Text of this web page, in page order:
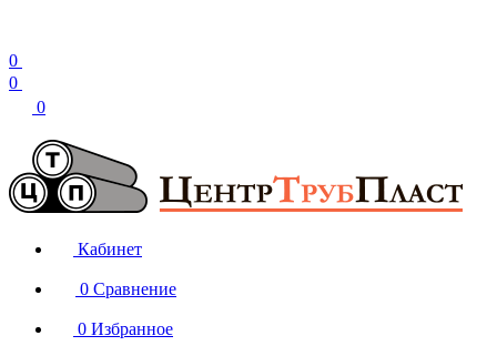
0
0
0
Кабинет
0 Сравнение
0 Избранное